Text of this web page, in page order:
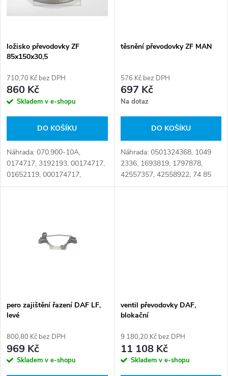
p
r
o
u
k
i
s
p
r
o
d
u
k
ložisko převodovky ZF
85x150x30,5
710,70 Kč bez DPH
860 Kč
Skladem v e-shopu
DO KOŠÍKU
Náhrada: 070.900-10A,
0174717, 3192193, 00174717,
01652119, 000174717,
001652119, 026800160,
těsnění převodovky ZF MAN
576 Kč bez DPH
697 Kč
Na dotaz
DO KOŠÍKU
Náhrada: 0501324368, 1049
2336, 1693819, 1797878,
42557357, 42558922, 74 85
119 633, 81.32903-0271,
pero zajištění řazení DAF LF,
levé
800,80 Kč bez DPH
969 Kč
Skladem v e-shopu
ventil převodovky DAF,
blokační
9 180,20 Kč bez DPH
11 108 Kč
Skladem v e-shopu